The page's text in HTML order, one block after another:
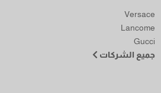
Versace
Lancome
Gucci
جميع الشركات